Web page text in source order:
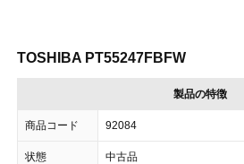
TOSHIBA PT55247FBFW
製品の特徴
商品コード 92084
状態 中古品